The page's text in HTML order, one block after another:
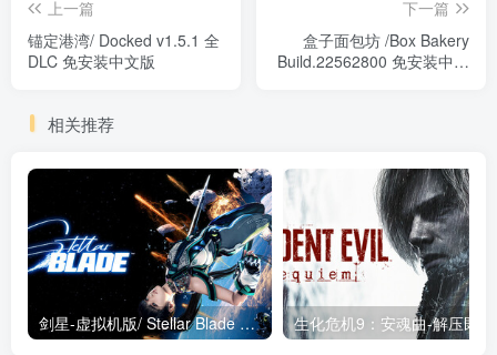
上一篇
锚定港湾/ Docked v1.5.1 全
DLC 免安装中文版
下一篇
盒子面包坊 /Box Bakery
Build.22562800 免安装中文
相关推荐
剑星-虚拟机版/ Stellar Blade v1.4.1|Build.19963153 终极版新补丁 送修改器 免安装中文版